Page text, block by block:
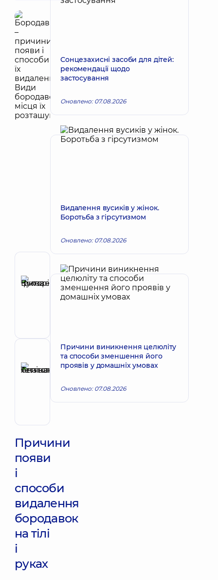
Автор
Куковенко
Ірина
Вікторівна
хірург;
Косметолог;
Трихолог
Запис до лікаря
Рецензент
Селіванова
Анатоліївна
Дерматовенеролог;
Причини
появи
і
способи
видалення
бородавок
на тілі
і
руках
Сонцезахисні засоби для дітей:
рекомендації щодо
застосування
Оновлено: 07.08.2026
Видалення вусиків у жінок.
Боротьба з гірсутизмом
Оновлено: 07.08.2026
Причини виникнення целюліту
та способи зменшення його
проявів у домашніх умовах
Оновлено: 07.08.2026